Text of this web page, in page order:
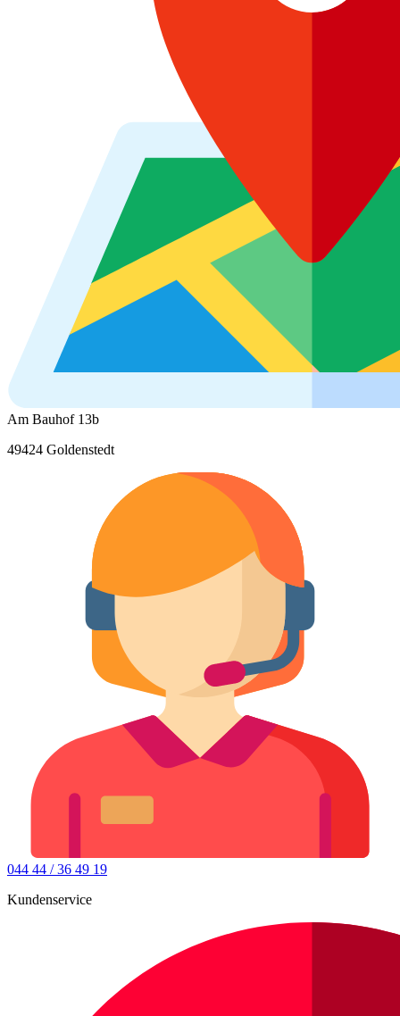
Am Bauhof 13b
49424 Goldenstedt
044 44 / 36 49 19
Kundenservice